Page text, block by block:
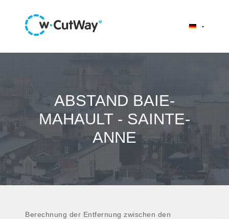
ABSTAND BAIE-
MAHAULT - SAINTE-
ANNE
Berechnung der Entfernung zwischen den